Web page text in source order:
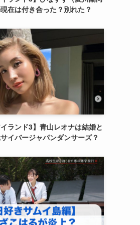
在は付き合った？別れた？
イランド3】青山レオナは結婚と
イバージャパンダンサーズ？